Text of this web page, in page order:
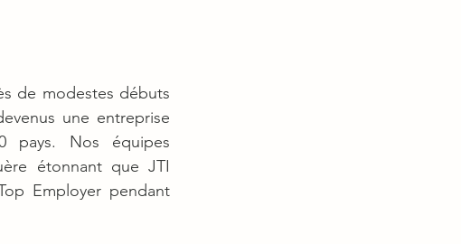
de modestes débuts
une entreprise
pays. Nos équipes
étonnant que JTI
Employer pendant